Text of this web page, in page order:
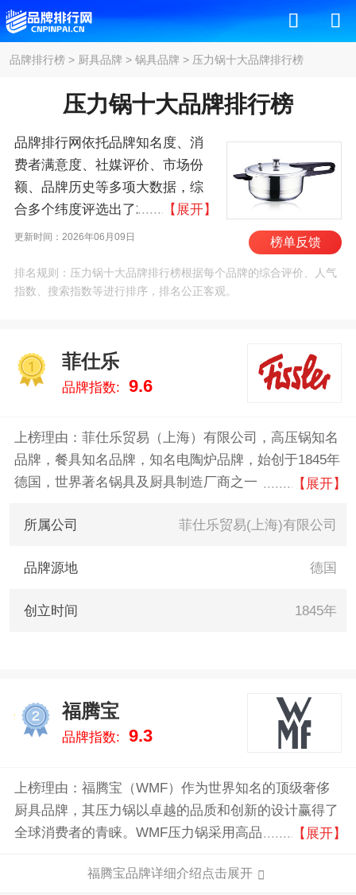
品牌排行榜> 厨具品牌 > 锅具品牌 > 压力锅十大品牌排行榜
压力锅十大品牌排行榜
品牌排行网依托品牌知名度、消
费者满意度、社媒评价、市场份
额、品牌历史等多项大数据，综
合多个纬度评选出了2026年压力
锅十大品牌排行榜，其中前十名
宝/WMF、双立人/Zwilling、美
的/MIDEA、拉歌蒂尼/Lagostina、
器 。我们致力于用最真实的数据
告诉您压力锅什么牌子好，供您
【展开】
更新时间：2026年06月09日 榜单反馈
排名规则：压力锅十大品牌排行榜根据每个品牌的综合评价、人气
指数、搜索指数等进行排序，排名公正客观。
1
菲仕乐
品牌指数: 9.6
上榜理由：菲仕乐贸易（上海）有限公司，高压锅知名
品牌，餐具知名品牌，知名电陶炉品牌，始创于1845年
德国，世界著名锅具及厨具制造厂商之一，大型跨国企
【展开】
所属公司 菲仕乐贸易(上海)有限公司
品牌源地 德国
创立时间 1845年
福腾宝
品牌指数: 9.3
上榜理由：福腾宝（WMF）作为世界知名的顶级奢侈
厨具品牌，其压力锅以卓越的品质和创新的设计赢得了
全球消费者的青睐。WMF压力锅采用高品质的不锈钢
和高效节能功能，大大缩短烹饪时间。其先进的安全系
【展开】
福腾宝品牌详细介绍点击展开